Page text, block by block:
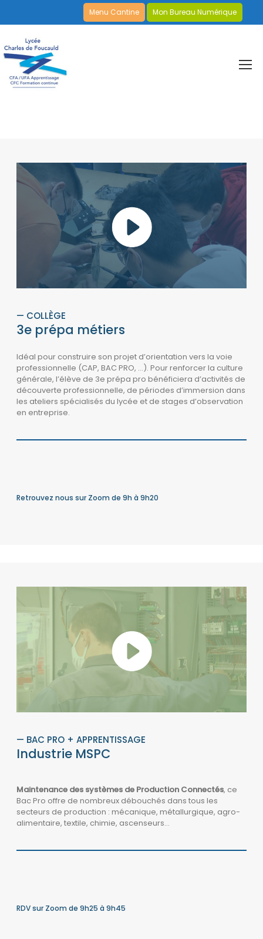
Menu Cantine Mon Bureau Numérique
— COLLÈGE
3e prépa métiers
Idéal pour construire son projet d’orientation vers la voie
professionnelle (CAP, BAC PRO, …). Pour renforcer la culture
générale, l’élève de 3e prépa pro bénéficiera d’activités de
découverte professionnelle, de périodes d’immersion dans
les ateliers spécialisés du lycée et de stages d’observation
en entreprise.
Retrouvez nous sur Zoom de 9h à 9h20
— BAC PRO + APPRENTISSAGE
Industrie MSPC
Maintenance des systèmes de Production Connectés, ce
Bac Pro offre de nombreux débouchés dans tous les
secteurs de production : mécanique, métallurgique, agro-
alimentaire, textile, chimie, ascenseurs…
RDV sur Zoom de 9h25 à 9h45